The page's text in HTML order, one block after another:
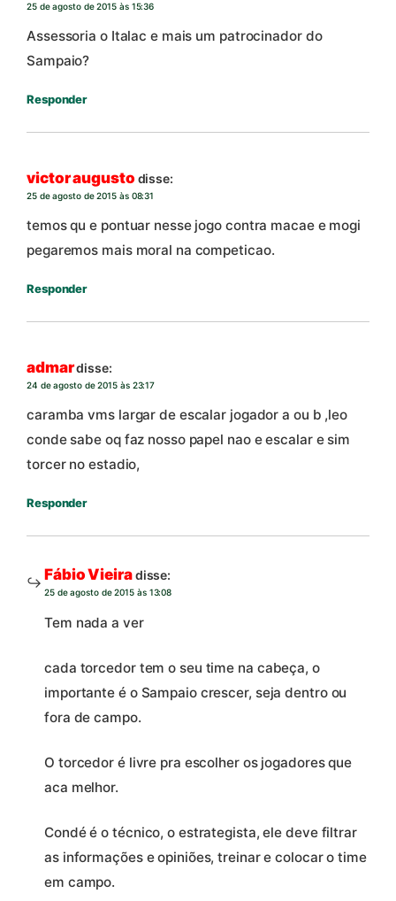
25 de agosto de 2015 às 15:36
Assessoria o Italac e mais um patrocinador do
Sampaio?
Responder
victor augusto disse:
25 de agosto de 2015 às 08:31
temos qu e pontuar nesse jogo contra macae e mogi
pegaremos mais moral na competicao.
Responder
admardisse:
24 de agosto de 2015 às 23:17
caramba vms largar de escalar jogador a ou b ,leo
conde sabe oq faz nosso papel nao e escalar e sim
torcer no estadio,
Responder
Fábio Vieiradisse:
25 de agosto de 2015 às 13:08
Tem nada a ver
cada torcedor tem o seu time na cabeça, o
importante é o Sampaio crescer, seja dentro ou
fora de campo.
O torcedor é livre pra escolher os jogadores que
aca melhor.
Condé é o técnico, o estrategista, ele deve filtrar
as informações e opiniões, treinar e colocar o time
em campo.